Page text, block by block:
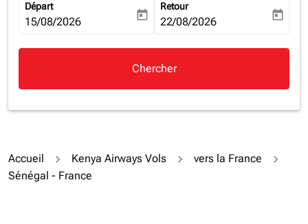
Départ
fc-booking-departure-date-aria-label
15/08/2026 today
Retour
fc-booking-return-date-aria-
22/08/2026 today
Chercher
Accueil Kenya Airways Vols
vers la France
Sénégal - France